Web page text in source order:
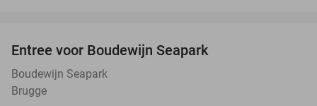
Entree voor Boudewijn Seapark
Boudewijn Seapark
Brugge